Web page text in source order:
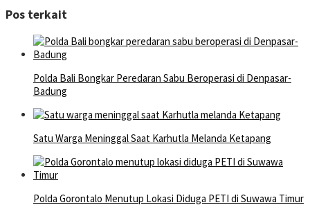
Pos terkait
Polda Bali Bongkar Peredaran Sabu Beroperasi di Denpasar-
Badung
Satu Warga Meninggal Saat Karhutla Melanda Ketapang
Polda Gorontalo Menutup Lokasi Diduga PETI di Suwawa Timur